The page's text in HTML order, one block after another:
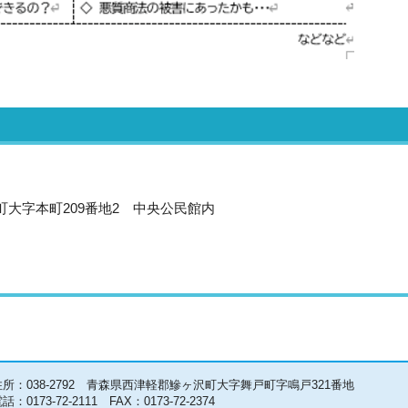
大字本町209番地2 中央公民館内
所：038-2792 青森県西津軽郡鰺ヶ沢町大字舞戸町字鳴戸321番地
話：0173-72-2111 FAX：0173-72-2374